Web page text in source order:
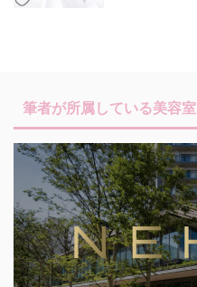
筆者が所属している美容室